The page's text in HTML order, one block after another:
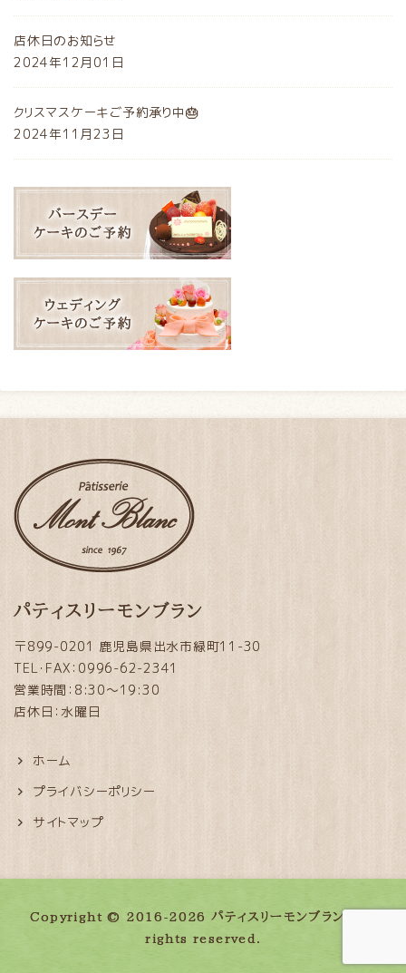
店休日のお知らせ
2024年12月01日
クリスマスケーキご予約承り中🎂
2024年11月23日
パティスリーモンブラン
〒899-0201 鹿児島県出水市緑町11-30
TEL・FAX：0996-62-2341
営業時間：8:30～19:30
店休日：水曜日
ホーム
プライバシーポリシー
サイトマップ
Copyright © 2016-2026 パティスリーモンブラン. All
rights reserved.